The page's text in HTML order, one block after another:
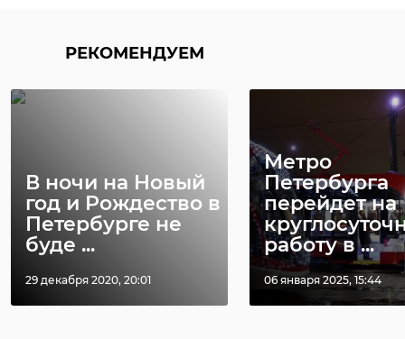
РЕКОМЕНДУЕМ
В ночи на Новый
год и Рождество в
Петербурге не
буде ...
29 декабря 2020, 20:01
Метро
Петербурга
перейдет на
работу в ...
06 января 2025, 15:44